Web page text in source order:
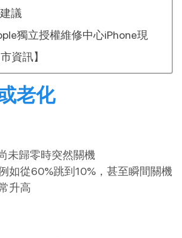
議
獨立授權維修中心iPhone現
資訊】
老化
未歸零時突然關機
如從60%跳到10%，甚至瞬間關機
升高